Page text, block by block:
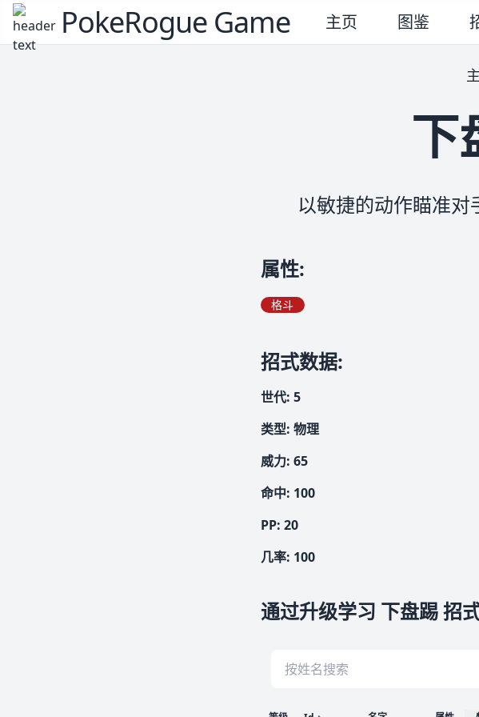
PokeRogue Game 主页 图鉴
下
以敏捷的动作瞄准
属性:
格斗
招式数据:
世代: 5
类型: 物理
威力: 65
命中: 100
PP: 20
几率: 100
通过升级学习 下盘踢 招